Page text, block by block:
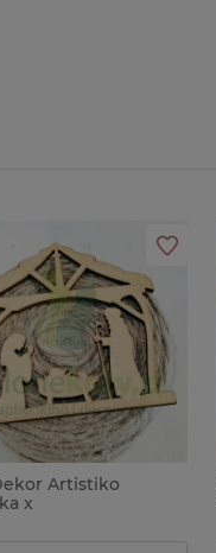
decoupage Asket
Artistiko
x